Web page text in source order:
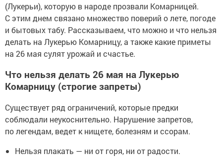
(Лукерьи), которую в народе прозвали Комарницей.
С этим днем связано множество поверий о лете, погоде
и бытовых табу. Рассказываем, что можно и что нельзя
делать на Лукерью Комарницу, а также какие приметы
на 26 мая сулят урожай и счастье.
Что нельзя делать 26 мая на Лукерью
Комарницу (строгие запреты)
Существует ряд ограничений, которые предки
соблюдали неукоснительно. Нарушение запретов,
по легендам, ведет к нищете, болезням и ссорам.
Нельзя плакать — ни от горя, ни от радости.